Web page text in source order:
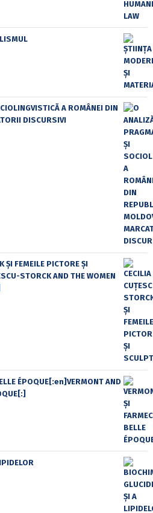
A ROMÂNEI DIN
DISCURSIVI
ŞI FEMEILE PICTORE ŞI
STORCK AND THE WOMEN
ÉPOQUE[:en]VERMONT AND